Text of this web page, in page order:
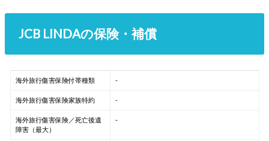
JCB LINDAの保険・補償
海外旅行傷害保険付帯種類 -
海外旅行傷害保険家族特約 -
海外旅行傷害保険／死亡後遺
障害（最大）
-